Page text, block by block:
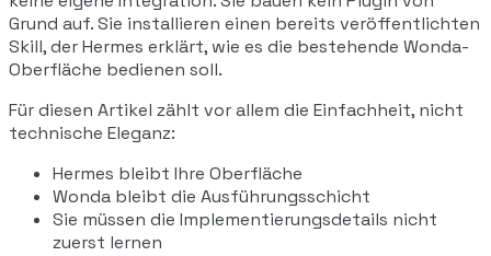
Grund auf. Sie installieren einen bereits veröffentlichten
Skill, der Hermes erklärt, wie es die bestehende Wonda-
Oberfläche bedienen soll.
Für diesen Artikel zählt vor allem die Einfachheit, nicht
technische Eleganz:
Hermes bleibt Ihre Oberfläche
Wonda bleibt die Ausführungsschicht
Sie müssen die Implementierungsdetails nicht
zuerst lernen